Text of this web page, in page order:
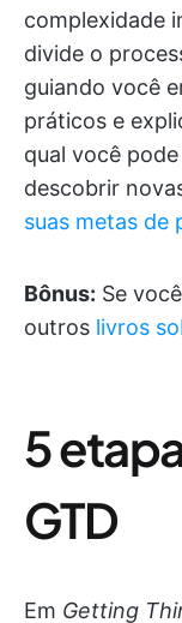
complexidade
divide o
guiando você
práticos e
qual você
descobrir
suas metas de
Bônus: Se
outros livros
5
GTD
Em Getting